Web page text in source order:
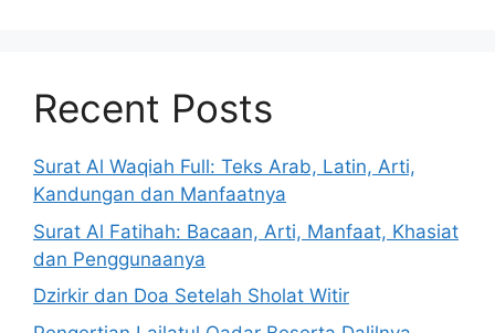
Recent Posts
Surat Al Waqiah Full: Teks Arab, Latin, Arti,
Kandungan dan Manfaatnya
Surat Al Fatihah: Bacaan, Arti, Manfaat, Khasiat
dan Penggunaanya
Dzirkir dan Doa Setelah Sholat Witir